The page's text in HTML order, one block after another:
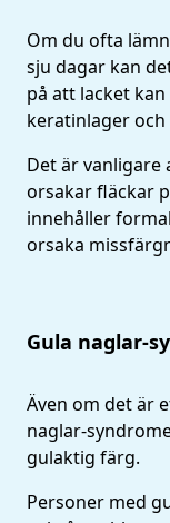
Om du ofta
sju dagar kan
på att lacket
keratinlager
Det är vanligare
orsakar fläckar
innehåller
orsaka
Gula naglar-
Även om det är
naglar-
gulaktig färg.
Personer med